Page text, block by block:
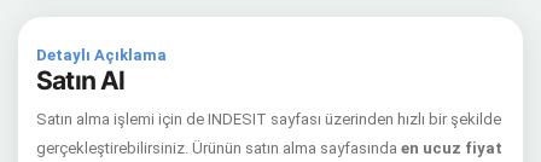
Detaylı Açıklama
Satın Al
Satın alma işlemi için de INDESIT sayfası üzerinden hızlı bir şekilde
gerçekleştirebilirsiniz. Ürünün satın alma sayfasında en ucuz fiyat